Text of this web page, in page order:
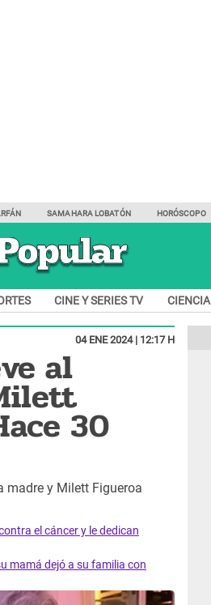
SAMAHARA LOBATÓN HORÓSCOPO
CINE Y SERIES TV CIENCIA
04 ENE 2024 | 12:17 H
al
30
madre y Milett Figueroa
el cáncer y le dedican
mamá dejó a su familia con